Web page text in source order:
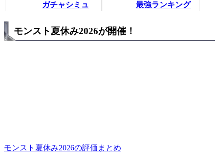
ガチャシミュ 最強ランキング
モンスト夏休み2026が開催！
モンスト夏休み2026の評価まとめ